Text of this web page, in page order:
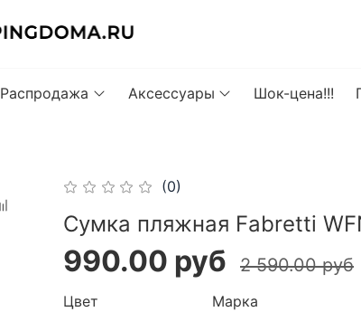
Распродажа Аксессуары Шок-цена!!!
(0)
Сумка пляжная Fabretti
990.00 руб 2 590.00 руб
Цвет Марка